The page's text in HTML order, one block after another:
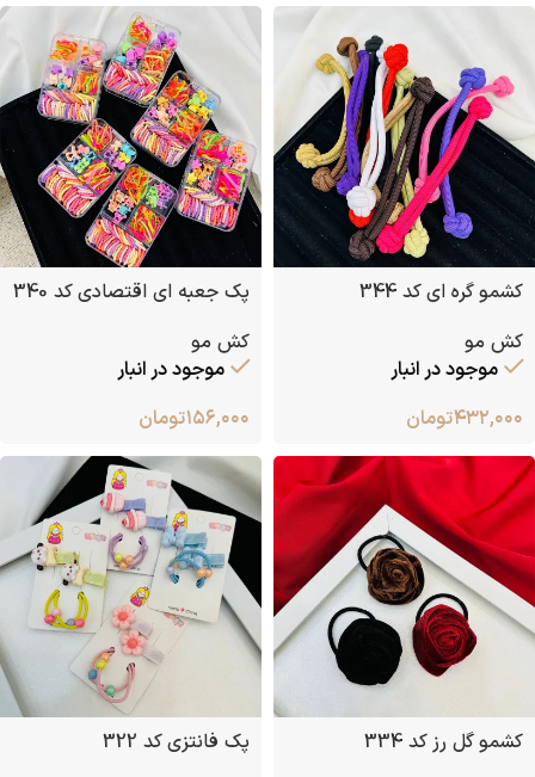
کشمو گره ای کد 344
کش مو
موجود در انبار
۴۳۲,۰۰۰تومان
پک جعبه ای اقتصادی کد 340
کش مو
موجود در انبار
۱۵۶,۰۰۰تومان
کشمو گل رز کد 334
پک فانتزی کد 322